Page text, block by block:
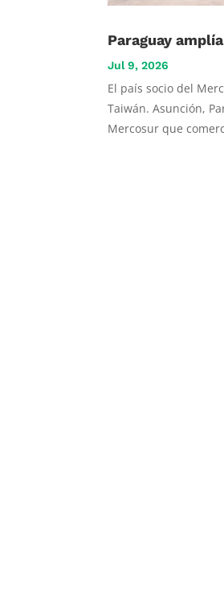
Paraguay
Jul 9, 2026
El país socio del
Taiwán. Asunción,
Mercosur que